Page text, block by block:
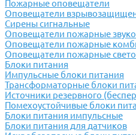
Пожарные оповещатели
Оповещатели
Сирены сигнальные
Оповещатели пожарные
Оповещатели пожарные
Оповещатели пожарные
Блоки питания
Импульсные блоки питания
Трансформаторные блоки
Источники резервного
Помехоустойчивые блоки
Блоки питания импульсные
Блоки питания для датчиков